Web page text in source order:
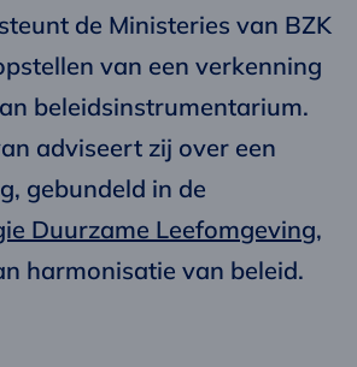
de Ministeries van BZK
van een verkenning
beleidsinstrumentarium.
adviseert zij over een
gebundeld in de
Duurzame Leefomgeving,
harmonisatie van beleid.